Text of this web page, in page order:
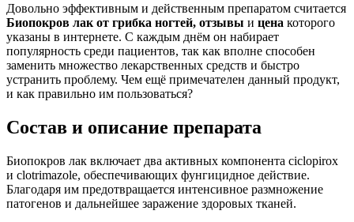
Довольно эффективным и действенным препаратом считается
Биопокров лак от грибка ногтей, отзывы и цена которого
указаны в интернете. С каждым днём он набирает
популярность среди пациентов, так как вполне способен
заменить множество лекарственных средств и быстро
устранить проблему. Чем ещё примечателен данный продукт,
и как правильно им пользоваться?
Состав и описание препарата
Биопокров лак включает два активных компонента ciclopirox
и clotrimazole, обеспечивающих фунгицидное действие.
Благодаря им предотвращается интенсивное размножение
патогенов и дальнейшее заражение здоровых тканей.